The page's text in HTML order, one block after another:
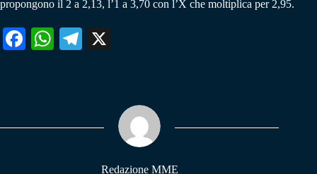
propongono il 2 a 2,13, l’1 a 3,70 con l’X che moltiplica per 2,95.
Fa W
pp
Te
m
Redazione MME